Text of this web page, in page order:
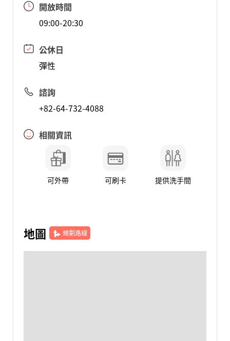
開放時間
09:00-20:30
公休日
彈性
諮詢
+82-64-732-4088
相關資訊
可外帶 可刷卡 提供洗手間
地圖 規劃路線